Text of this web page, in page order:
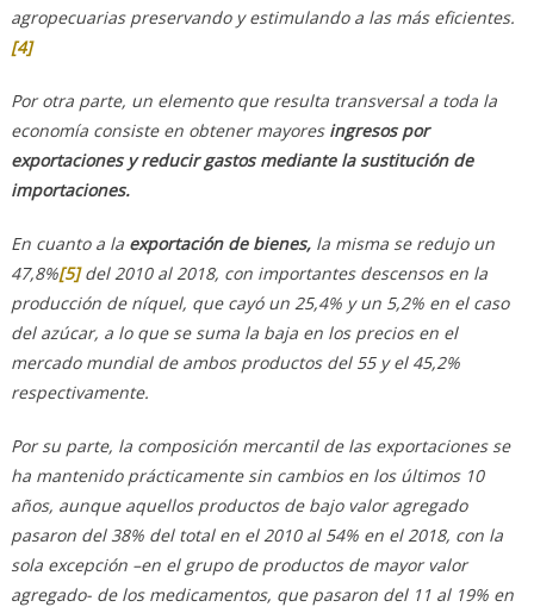
agropecuarias preservando y estimulando a las más eficientes.
[4]
Por otra parte, un elemento que resulta transversal a toda la
economía consiste en obtener mayores ingresos por
exportaciones y reducir gastos mediante la sustitución de
importaciones.
En cuanto a la exportación de bienes, la misma se redujo un
47,8%[5]del 2010 al 2018, con importantes descensos en la
producción de níquel, que cayó un 25,4% y un 5,2% en el caso
del azúcar, a lo que se suma la baja en los precios en el
mercado mundial de ambos productos del 55 y el 45,2%
respectivamente.
Por su parte, la composición mercantil de las exportaciones se
ha mantenido prácticamente sin cambios en los últimos 10
años, aunque aquellos productos de bajo valor agregado
pasaron del 38% del total en el 2010 al 54% en el 2018, con la
sola excepción –en el grupo de productos de mayor valor
agregado- de los medicamentos, que pasaron del 11 al 19% en